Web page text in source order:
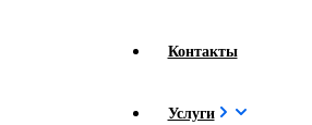
Контакты
Услуги